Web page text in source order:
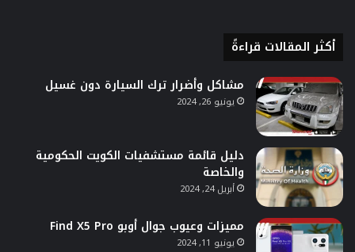
أكثر المقالات قراءةً
مشاكل وأضرار ترك السيارة دون غسيل
يونيو 26, 2024
دليل قائمة مستشفيات الكويت الحكومية
والخاصة
أبريل 24, 2024
مميزات وعيوب جوال أوبو Find X5 Pro
يونيو 11, 2024